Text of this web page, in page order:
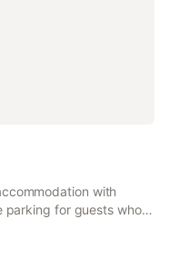
with
parking for guests who
features a patio.